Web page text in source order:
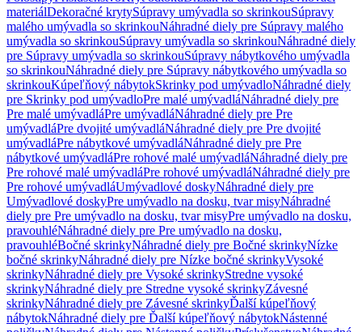
materiálDekoračné krytySúpravy umývadla so skrinkouSúpravy
malého umývadla so skrinkouNáhradné diely pre Súpravy malého
umývadla so skrinkouSúpravy umývadla so skrinkouNáhradné diely
pre Súpravy umývadla so skrinkouSúpravy nábytkového umývadla
so skrinkouNáhradné diely pre Súpravy nábytkového umývadla so
skrinkouKúpeľňový nábytokSkrinky pod umývadloNáhradné diely
pre Skrinky pod umývadloPre malé umývadláNáhradné diely pre
Pre malé umývadláPre umývadláNáhradné diely pre Pre
umývadláPre dvojité umývadláNáhradné diely pre Pre dvojité
umývadláPre nábytkové umývadláNáhradné diely pre Pre
nábytkové umývadláPre rohové malé umývadláNáhradné diely pre
Pre rohové malé umývadláPre rohové umývadláNáhradné diely pre
Pre rohové umývadláUmývadlové doskyNáhradné diely pre
Umývadlové doskyPre umývadlo na dosku, tvar misyNáhradné
diely pre Pre umývadlo na dosku, tvar misyPre umývadlo na dosku,
pravouhléNáhradné diely pre Pre umývadlo na dosku,
pravouhléBočné skrinkyNáhradné diely pre Bočné skrinkyNízke
bočné skrinkyNáhradné diely pre Nízke bočné skrinkyVysoké
skrinkyNáhradné diely pre Vysoké skrinkyStredne vysoké
skrinkyNáhradné diely pre Stredne vysoké skrinkyZávesné
skrinkyNáhradné diely pre Závesné skrinkyĎalší kúpeľňový
nábytokNáhradné diely pre Ďalší kúpeľňový nábytokNástenné